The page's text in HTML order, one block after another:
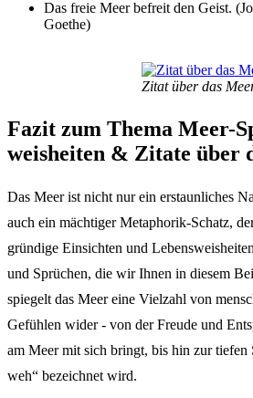
Das freie Meer befreit den Geist.
Goethe)
Zitat über das
Fazit zum Thema Meer-
weis­hei­ten & Zita­te über
Das Meer ist nicht nur ein erstaun­li­ches
auch ein mäch­ti­ger Meta­pho­rik-Schatz,
grün­di­ge Einsich­ten und
und Sprü­chen, die wir Ihnen in diesem
spie­gelt das Meer eine Viel­zahl von
Gefüh­len wider - von der Freu­de und
am Meer mit sich bringt, bis hin zur
weh“ bezeich­net wird.